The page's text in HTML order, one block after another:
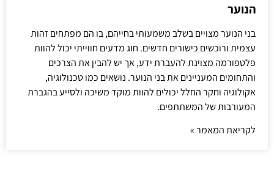
הנוער
בני הנוער מצויים בשלב משמעותי בחייהם, בו הם מפתחים זהות
עצמית ורוכשים כישורים חדשים. חוג מדעים חווייתי יכול להוות
פלטפורמה מצוינת להעברת ידע, אך יש להבין את הצרכים
והתחומים המעניינים את בני הנוער. נושאים כמו טכנולוגיה,
אקולוגיה וחקר החלל יכולים להוות מוקד משיכה ולסייע בהגברת
המעורבות של המשתתפים.
לקריאת המאמר »